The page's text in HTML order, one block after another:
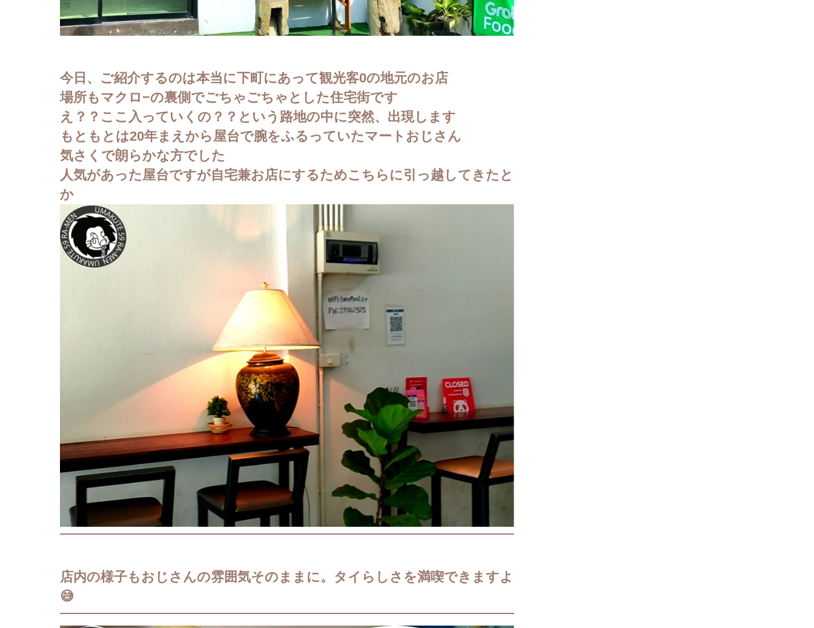
今日、ご紹介するのは本当に下町にあって観光客0の地元のお店
場所もマクロ−の裏側でごちゃごちゃとした住宅街です
え？？ここ入っていくの？？という路地の中に突然、出現します
もともとは20年まえから屋台で腕をふるっていたマートおじさん
気さくで朗らかな方でした
人気があった屋台ですが自宅兼お店にするためこちらに引っ越してきたと
か
店内の様子もおじさんの雰囲気そのままに。タイらしさを満喫できますよ
😅